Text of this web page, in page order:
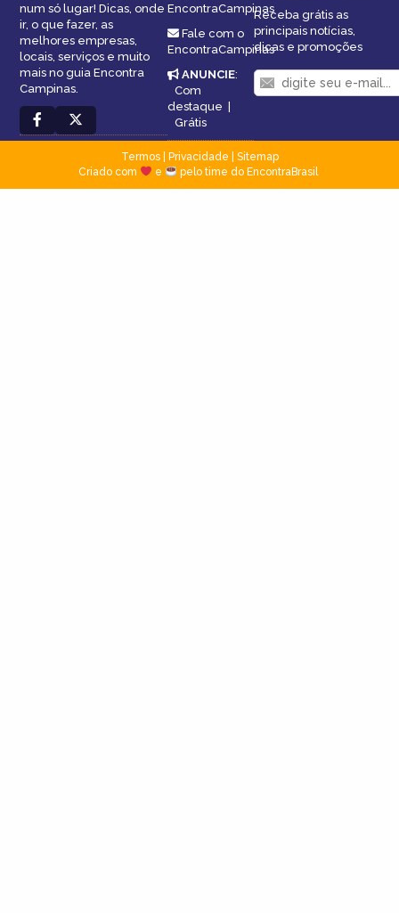
num só lugar! Dicas, onde
ir, o que fazer, as
melhores empresas,
locais, serviços e muito
mais no guia Encontra
Campinas.
EncontraCampinas
Fale com o
EncontraCampinas
ANUNCIE:
Com
destaque |
Grátis
Receba grátis as
principais notícias,
dicas e promoções
Termos| Privacidade
Sitemap
Criado com
e pelo time do EncontraBrasil